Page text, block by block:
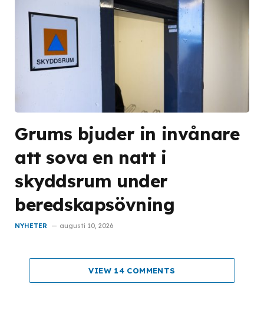
Grums bjuder in invånare
att sova en natt i
skyddsrum under
beredskapsövning
NYHETER augusti 10, 2026
VIEW 14 COMMENTS